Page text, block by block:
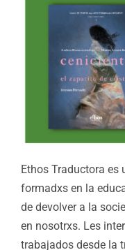
Ethos Traductora es
formadxs en la
de devolver a la
en nosotrxs. Les
trabajados desde la